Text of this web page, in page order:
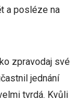
a posléze na
zpravodaj své
jednání
tvrdá. Kvůli